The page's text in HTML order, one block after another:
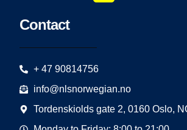
Contact
+ 47 90814756
info@nlsnorwegian.no
Tordenskiolds gate 2, 0160 Oslo,